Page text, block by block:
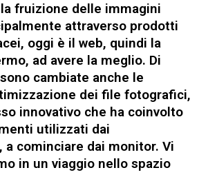
fruizione delle immagini
attraverso prodotti
oggi è il web, quindi la
ad avere la meglio. Di
cambiate anche le
dei file fotografici,
innovativo che ha coinvolto
utilizzati dai
cominciare dai monitor. Vi
in un viaggio nello spazio